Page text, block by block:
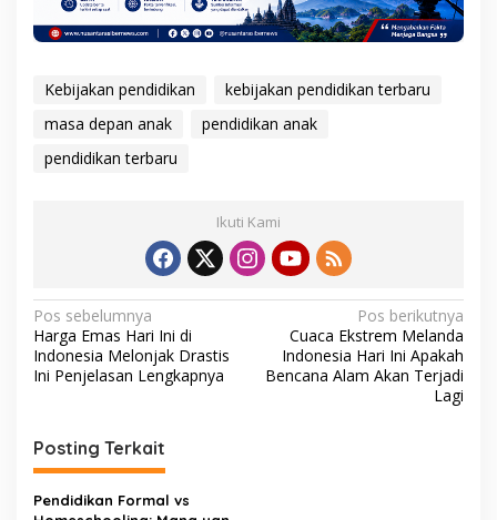
Kebijakan pendidikan
kebijakan pendidikan terbaru
masa depan anak
pendidikan anak
pendidikan terbaru
Ikuti Kami
N
a
v
g
a
s
Pos sebelumnya
Harga Emas Hari Ini di
Indonesia Melonjak Drastis
Ini Penjelasan Lengkapnya
Pos berikutnya
Cuaca Ekstrem Melanda
Indonesia Hari Ini Apakah
Bencana Alam Akan Terjadi
Lagi
Posting Terkait
Pendidikan Formal vs